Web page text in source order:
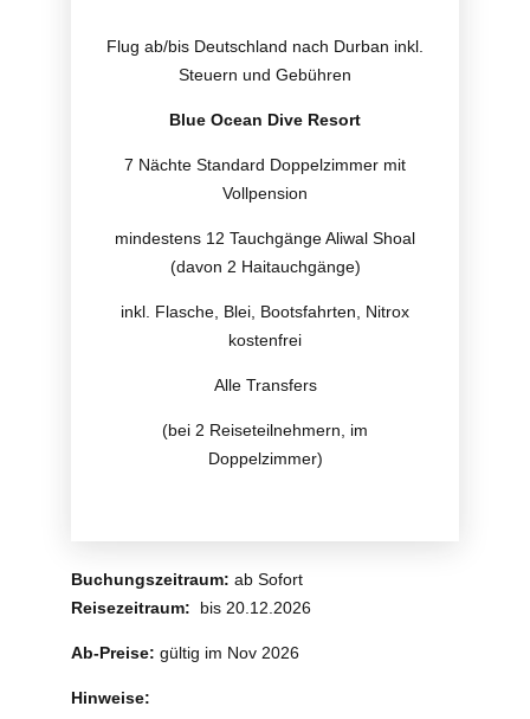
Flug ab/bis Deutschland nach Durban inkl.
Steuern und Gebühren
Blue Ocean Dive Resort
7 Nächte Standard Doppelzimmer mit
Vollpension
mindestens 12 Tauchgänge Aliwal Shoal
(davon 2 Haitauchgänge)
inkl. Flasche, Blei, Bootsfahrten, Nitrox
kostenfrei
Alle Transfers
(bei 2 Reiseteilnehmern, im
Doppelzimmer)
Buchungszeitraum: ab Sofort
Reisezeitraum:
bis 20.12.2026
Ab-Preise: gültig im Nov 2026
Hinweise: